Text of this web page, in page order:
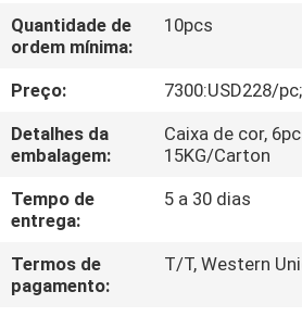
CONTROLE
DA
QUALIDADE
CONTACTE-
NOS
NOTÍCIA
Quantidade de
ordem mínima:
10pcs
Preço:
7300:USD228/
Detalhes da
embalagem:
Caixa de cor,
15KG/Carton
Tempo de
entrega:
5 a 30 dias
Termos de
pagamento:
T/T, Western